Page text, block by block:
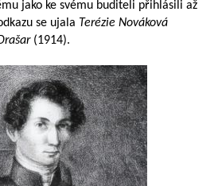
jako ke svému buditeli přihlásili až
se ujala Terézie Nováková
(1914).